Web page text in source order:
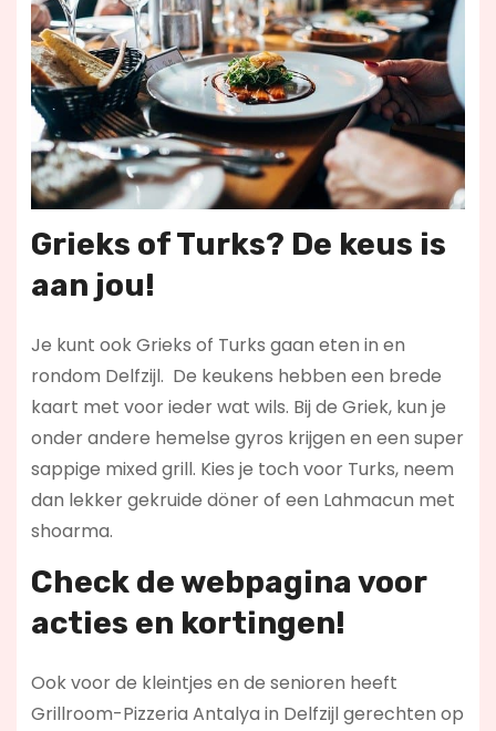
Grieks of Turks? De keus is
aan jou!
Je kunt ook Grieks of Turks gaan eten in en
rondom Delfzijl. De keukens hebben een brede
kaart met voor ieder wat wils. Bij de Griek, kun je
onder andere hemelse gyros krijgen en een super
sappige mixed grill. Kies je toch voor Turks, neem
dan lekker gekruide döner of een Lahmacun met
shoarma.
Check de webpagina voor
acties en kortingen!
Ook voor de kleintjes en de senioren heeft
Grillroom-Pizzeria Antalya in Delfzijl gerechten op